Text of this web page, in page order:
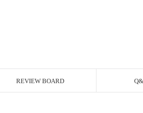
REVIEW BOARD